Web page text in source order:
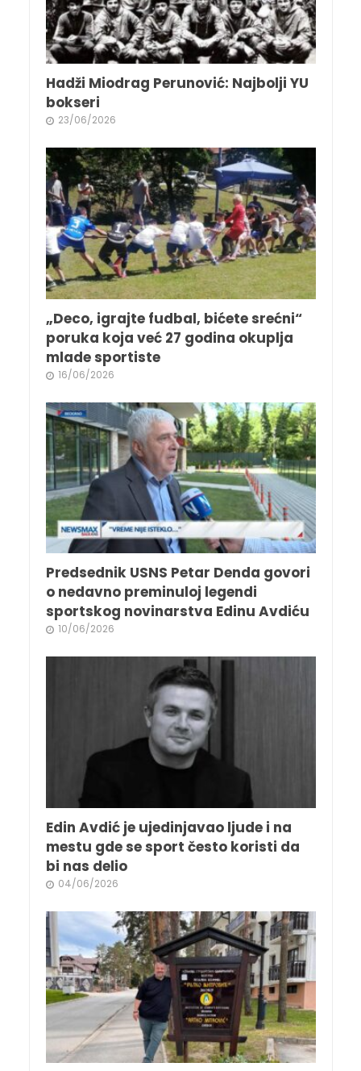
Hadži Miodrag Perunović: Najbolji YU
bokseri
23/06/2026
„Deco, igrajte fudbal, bićete srećni“
poruka koja već 27 godina okuplja
mlade sportiste
16/06/2026
Predsednik USNS Petar Denda govori
o nedavno preminuloj legendi
sportskog novinarstva Edinu Avdiću
10/06/2026
Edin Avdić je ujedinjavao ljude i na
mestu gde se sport često koristi da
bi nas delio
04/06/2026